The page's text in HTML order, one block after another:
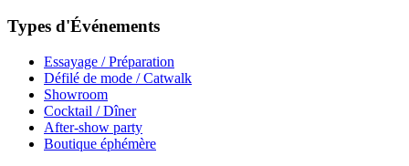
Types d'Événements
Essayage / Préparation
Défilé de mode / Catwalk
Showroom
Cocktail / Dîner
After-show party
Boutique éphémère